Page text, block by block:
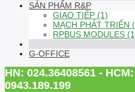
SẢN PHẨM R&P
GIAO TIẾP (1)
MẠCH PHÁT TRIỂN
RPBUS MODULES
G-OFFICE
HN: 024.36408561 -
0943.189.199